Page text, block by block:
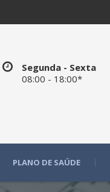
Segunda - Sexta
08:00 - 18:00*
PLANO DE SAÚDE